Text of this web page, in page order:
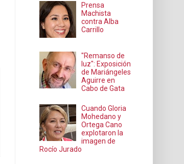
Prensa
Machista
contra Alba
Carrillo
"Remanso de
luz": Exposición
de Mariángeles
Aguirre en
Cabo de Gata
Cuando Gloria
Mohedano y
Ortega Cano
explotaron la
imagen de
Rocío Jurado